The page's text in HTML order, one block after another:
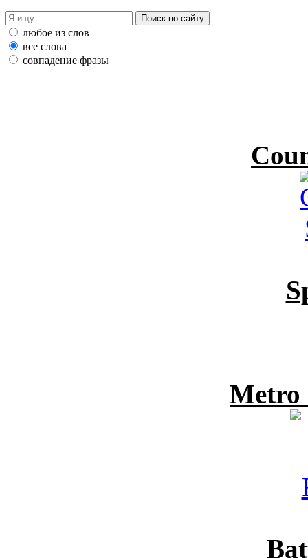
любое из слов
все слова
совпадение фразы
Metro